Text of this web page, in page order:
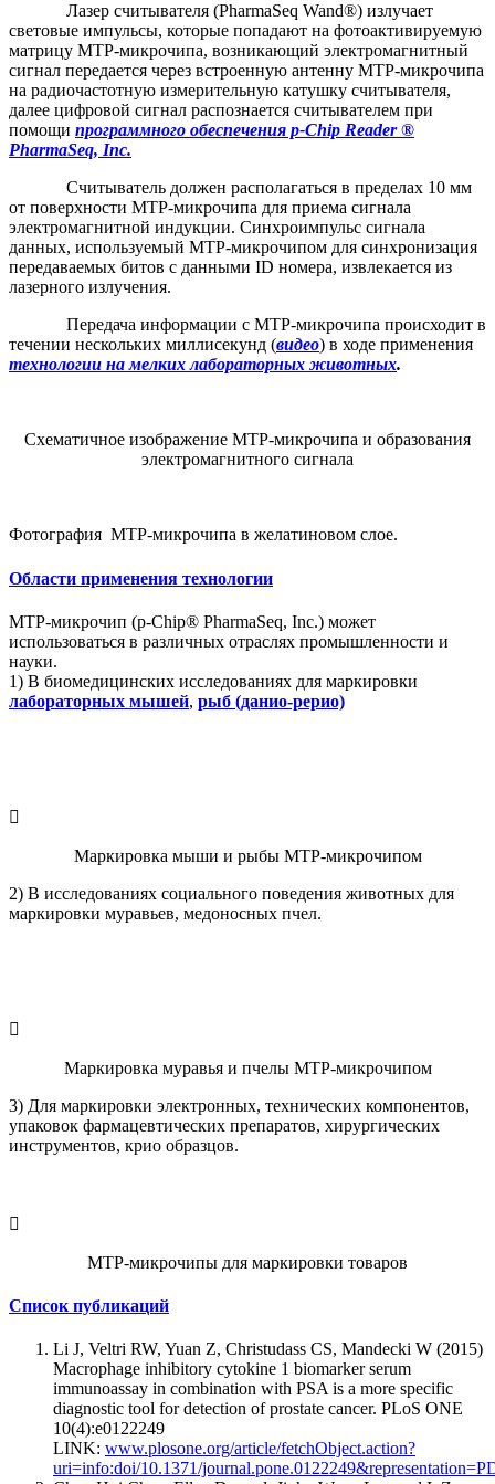
Лазер считывателя (PharmaSeq Wand®) излучает
световые импульсы, которые попадают на фотоактивируемую
матрицу MTP-микрочипа, возникающий электромагнитный
сигнал передается через встроенную антенну MTP-микрочипа
на радиочастотную измерительную катушку считывателя,
далее цифровой сигнал распознается считывателем при
помощи программного обеспечения p-Chip Reader ®
PharmaSeq, Inc.
Считыватель должен располагаться в пределах 10 мм
от поверхности MTP-микрочипа для приема сигнала
электромагнитной индукции. Синхроимпульс сигнала
данных, используемый MTP-микрочипом для синхронизация
передаваемых битов с данными ID номера, извлекается из
лазерного излучения.
Передача информации с MTP-микрочипа происходит в
течении нескольких миллисекунд (видео) в ходе применения
технологии на мелких лабораторных животных.
Схематичное изображение MTP-микрочипа и образования
электромагнитного сигнала
Фотография MTP-микрочипа в желатиновом слое.
Области применения технологии
MTP-микрочип (p-Chip® PharmaSeq, Inc.) может
использоваться в различных отраслях промышленности и
науки.
1) В биомедицинских исследованиях для маркировки
лабораторных мышей, рыб (данио-рерио)
Маркировка мыши и рыбы MTP-микрочипом
2) В исследованиях социального поведения животных для
маркировки муравьев, медоносных пчел.
Маркировка муравья и пчелы MTP-микрочипом
3) Для маркировки электронных, технических компонентов,
упаковок фармацевтических препаратов, хирургических
инструментов, крио образцов.
MTP-микрочипы для маркировки товаров
Список публикаций
Li J, Veltri RW, Yuan Z, Christudass CS, Mandecki W (2015)
Macrophage inhibitory cytokine 1 biomarker serum
immunoassay in combination with PSA is a more specific
diagnostic tool for detection of prostate cancer. PLoS ONE
10(4):e0122249
LINK: www.plosone.org/article/fetchObject.action?
uri=info:doi/10.1371/